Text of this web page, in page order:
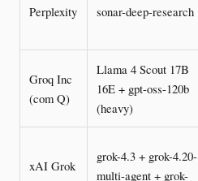
Perplexity sonar-deep-research
Groq Inc
(com Q)
Llama 4 Scout 17B
16E + gpt-oss-120b
(heavy)
xAI Grok
grok-4.3 + grok-4.20-
multi-agent + grok-